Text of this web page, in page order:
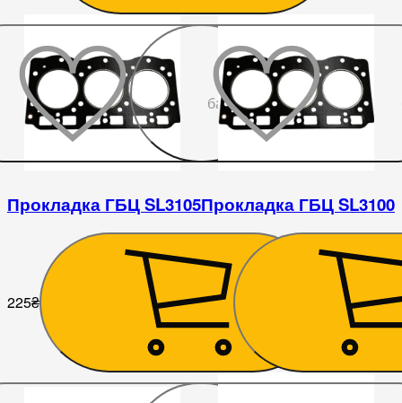
До
бажаного
Прокладка ГБЦ SL3105
225₴
Прокладка ГБЦ SL3100
225₴